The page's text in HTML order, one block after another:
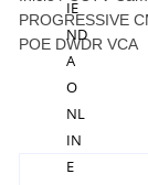
IE
ND
A
O
NL
IN
E
PROGRESSIVE
POE DWDR VCA